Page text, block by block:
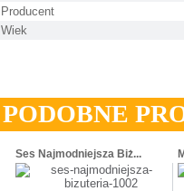
Producent
Wiek
PODOBNE
Ses Najmodniejsza Biż...